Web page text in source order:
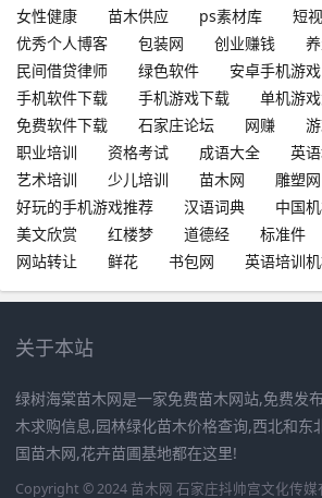
女性健康
苗木供应 ps素材库
短
优秀个人博客
包装网 创业赚钱
民间借贷律师
绿色软件
安卓手机游戏
手机软件下载
手机游戏下载
单机游
免费软件下载
石家庄论坛 网赚
职业培训
资格考试 成语大全
英
艺术培训
少儿培训 苗木网
雕塑网
好玩的手机游戏推荐
汉语词典
中国
美文欣赏
红楼梦 道德经 标准件
网站转让
鲜花 书包网 英语培训
关于本站
绿树海棠苗木网是一家免费苗木网站,免费发
木求购信息,园林绿化苗木价格查询,西北和东
国苗木网,花卉苗圃基地都在这里!
Copyright © 2024 苗木网 石家庄抖帅宫文化传